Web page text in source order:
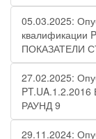
05.03.2025:
ПОКАЗАТЕЛИ
27.02.2025:
РАУНД 9
29.11.2024: